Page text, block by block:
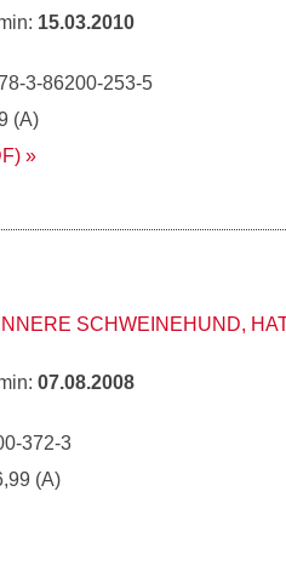
15.03.2010
3-86200-253-5
(A)
SCHWEINEHUND,
07.08.2008
372-3
(A)